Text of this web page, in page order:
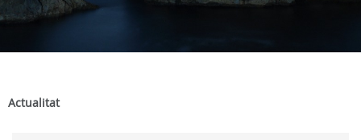
Actualitat